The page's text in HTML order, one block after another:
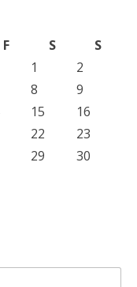
F S
S
1
2
8
9
15
16
22
23
29
30